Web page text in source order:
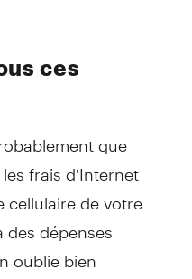
ces
que
frais d’Internet
de votre
dépenses
oublie bien